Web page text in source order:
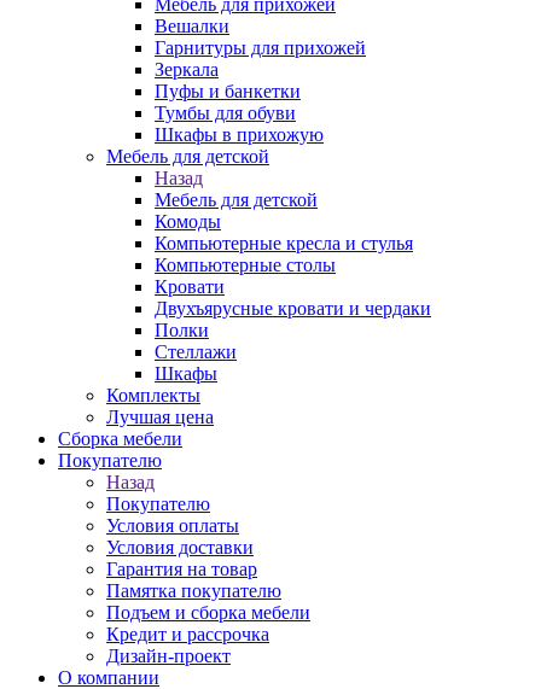
Мебель для прихожей
Вешалки
Гарнитуры для прихожей
Зеркала
Пуфы и банкетки
Тумбы для обуви
Шкафы в прихожую
Мебель для детской
Назад
Мебель для детской
Комоды
Компьютерные кресла и стулья
Компьютерные столы
Кровати
Двухъярусные кровати и чердаки
Полки
Стеллажи
Шкафы
Комплекты
Лучшая цена
Сборка мебели
Покупателю
Назад
Покупателю
Условия оплаты
Условия доставки
Гарантия на товар
Памятка покупателю
Подъем и сборка мебели
Кредит и рассрочка
Дизайн-проект
О компании